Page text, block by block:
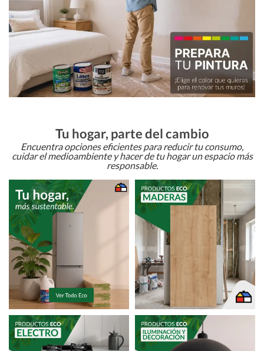
Tu hogar, parte del cambio
Encuentra opciones eficientes para reducir tu consumo,
cuidar el medioambiente y hacer de tu hogar un espacio más
responsable.